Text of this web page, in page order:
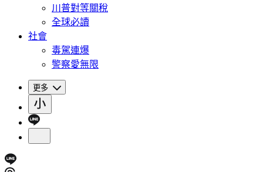
川普對等關稅
全球必讀
社會
毒駕連爆
警察愛無限
更多